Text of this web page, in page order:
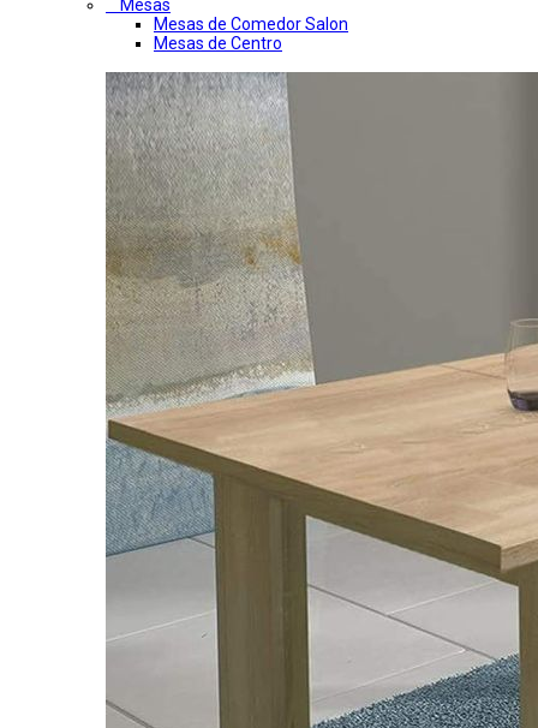
Mesas
Mesas de Comedor Salon
Mesas de Centro